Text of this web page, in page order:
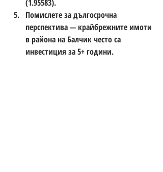
(1.95583).
Помислете за дългосрочна
перспектива — крайбрежните имоти
в района на Балчик често са
инвестиция за 5+ години.